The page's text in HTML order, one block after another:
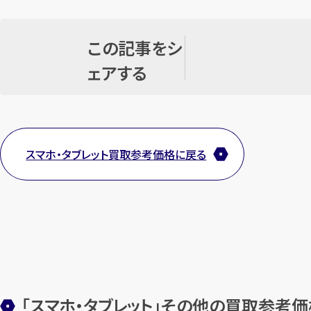
この記事をシ
ェアする
スマホ・タブレット買取参考価格に戻る
「スマホ・タブレット」その他の買取参考